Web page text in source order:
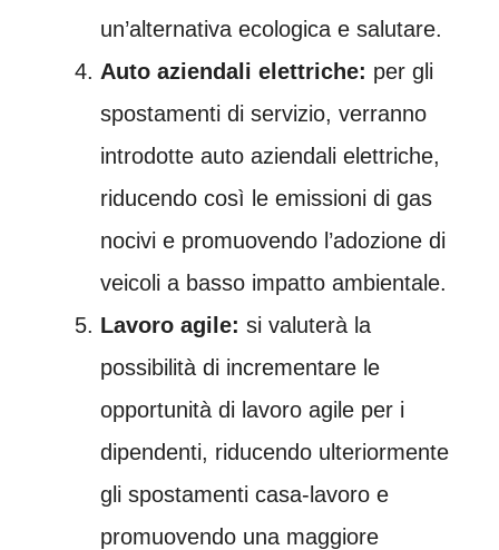
un’alternativa ecologica e salutare.
Auto aziendali elettriche: per gli
spostamenti di servizio, verranno
introdotte auto aziendali elettriche,
riducendo così le emissioni di gas
nocivi e promuovendo l’adozione di
veicoli a basso impatto ambientale.
Lavoro agile: si valuterà la
possibilità di incrementare le
opportunità di lavoro agile per i
dipendenti, riducendo ulteriormente
gli spostamenti casa-lavoro e
promuovendo una maggiore